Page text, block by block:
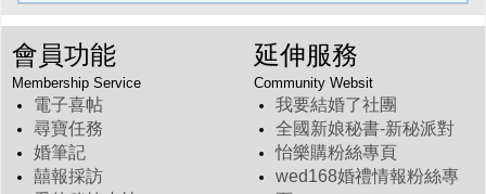
會員功能
Membership Service
電子喜帖
尋寶任務
婚筆記
囍報採訪
延伸服務
Community Websit
我要結婚了社團
全國新娘秘書-新秘派對
怡樂購粉絲專頁
wed168婚禮情報粉絲專